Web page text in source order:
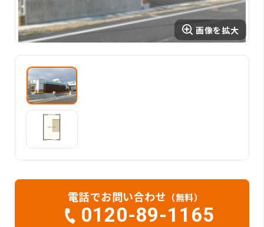
電話でお問い合わせ （無料）
0120-89-1165